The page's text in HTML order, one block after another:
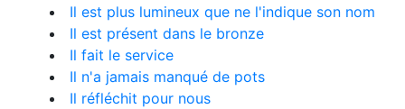
Il est plus lumineux que ne l'indique son nom
Il est présent dans le bronze
Il fait le service
Il n'a jamais manqué de pots
Il réfléchit pour nous